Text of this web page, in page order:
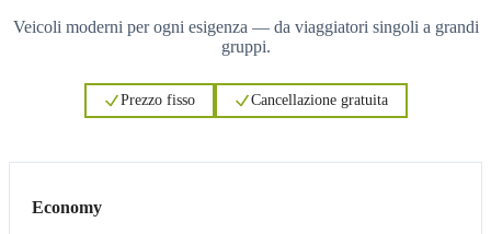
Veicoli moderni per ogni esigenza — da viaggiatori singoli a grandi
gruppi.
Prezzo fisso Cancellazione gratuita
Economy